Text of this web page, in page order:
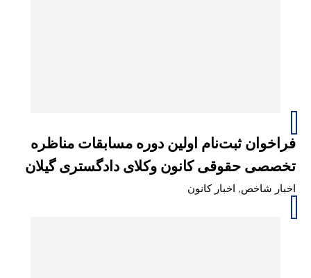
فراخوان ثبت‌نام اولین دوره مسابقات مناظره
تخصصی حقوقی کانون وکلای دادگستری گیلان
اخبار شاخص, اخبار کانون